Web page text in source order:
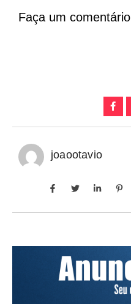
Faça um comentário
joaootavio